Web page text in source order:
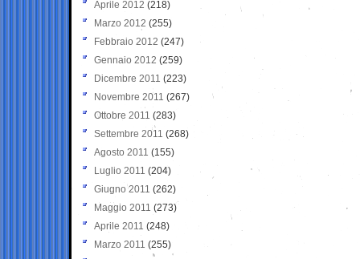
Aprile 2012 (218)
Marzo 2012 (255)
Febbraio 2012 (247)
Gennaio 2012 (259)
Dicembre 2011 (223)
Novembre 2011 (267)
Ottobre 2011 (283)
Settembre 2011 (268)
Agosto 2011 (155)
Luglio 2011 (204)
Giugno 2011 (262)
Maggio 2011 (273)
Aprile 2011 (248)
Marzo 2011 (255)